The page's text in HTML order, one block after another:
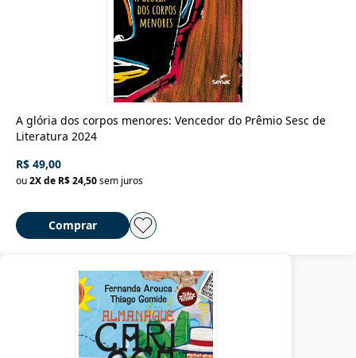
A glória dos corpos menores: Vencedor do Prêmio Sesc de
Literatura 2024
R$ 49,00
ou2X de R$ 24,50sem juros
Comprar